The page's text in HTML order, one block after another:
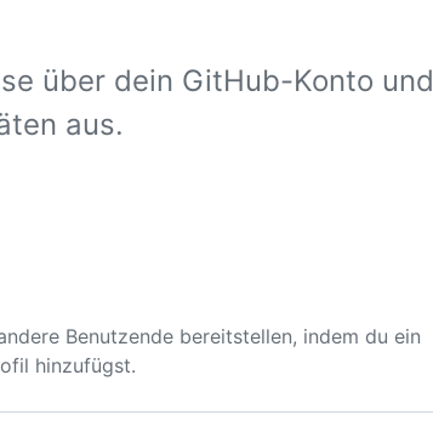
über dein GitHub-Konto und
aus.
Benutzende bereitstellen, indem du ein
hinzufügst.